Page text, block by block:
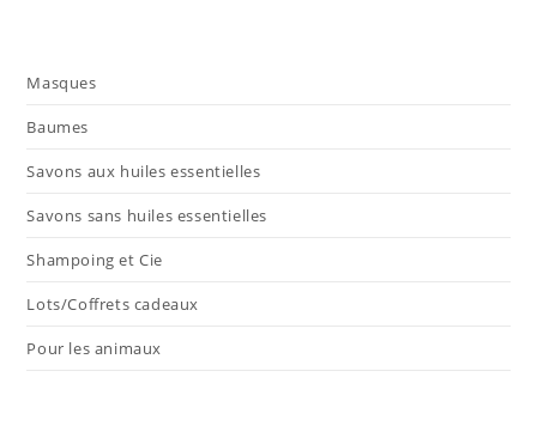
Masques
Baumes
Savons aux huiles essentielles
Savons sans huiles essentielles
Shampoing et Cie
Lots/Coffrets cadeaux
Pour les animaux